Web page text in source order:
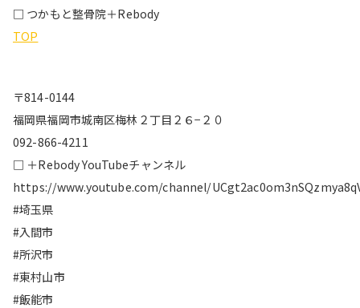
□ つかもと整骨院＋Rebody
TOP
〒814-0144
福岡県福岡市城南区梅林２丁目２６−２０
092-866-4211
□ ＋Rebody YouTubeチャンネル
https://www.youtube.com/channel/
#埼玉県
#入間市
#所沢市
#東村山市
#飯能市